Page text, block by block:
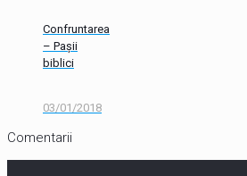
Confruntarea
– Pașii
biblici
03/01/2018
Comentarii